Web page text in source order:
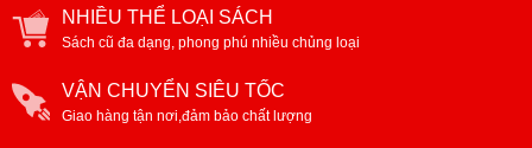
NHIỀU THỂ LOẠI SÁCH
Sách cũ đa dạng, phong phú nhiều chủng loại
VẬN CHUYỂN SIÊU TỐC
Giao hàng tận nơi,đảm bảo chất lượng